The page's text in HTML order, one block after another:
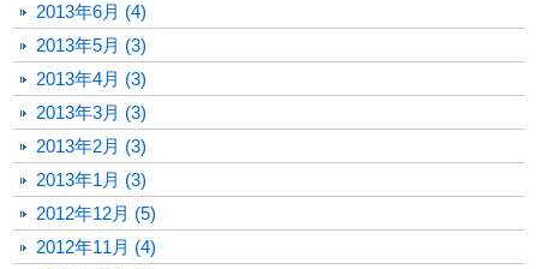
2013年6月 (4)
2013年5月 (3)
2013年4月 (3)
2013年3月 (3)
2013年2月 (3)
2013年1月 (3)
2012年12月 (5)
2012年11月 (4)